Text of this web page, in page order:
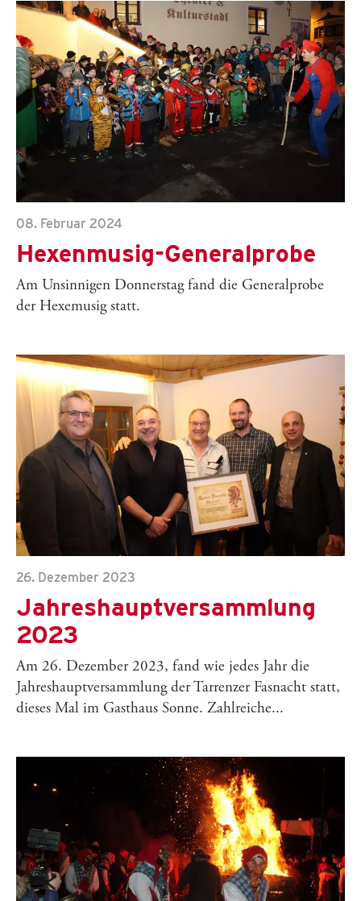
08. Februar 2024
Hexenmusig-Generalprobe
Am Unsinnigen Donnerstag fand die Generalprobe
der Hexemusig statt.
26. Dezember 2023
Jahreshauptversammlung
2023
Am 26. Dezember 2023, fand wie jedes Jahr die
Jahreshauptversammlung der Tarrenzer Fasnacht statt,
dieses Mal im Gasthaus Sonne. Zahlreiche...